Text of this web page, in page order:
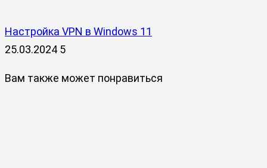
Настройка VPN в Windows 11
25.03.2024 5
Вам также может понравиться